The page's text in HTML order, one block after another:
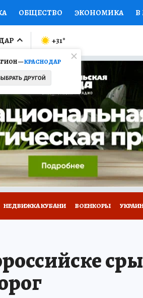
ОБЩЕСТВО ЭКОНОМИКА В
ПРОИСШЕСТВИЯ
МИР Я ЗНАЮ СЕМЬЯ
СЕРИАЛЫ СПЕЦПРОЕКТЫ
КОНКУРСЫ РАБОТА У
—КРАСНОДАР
ДРУГОЙ
+31°
НЕДВИЖКА КУБАНИ ВОЕНКОРЫ